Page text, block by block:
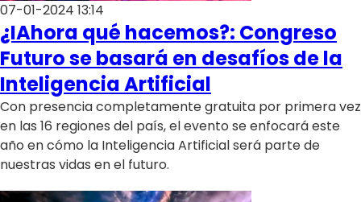
07-01-2024 13:14
¿IAhora qué hacemos?: Congreso
Futuro se basará en desafíos de la
Inteligencia Artificial
Con presencia completamente gratuita por primera vez
en las 16 regiones del país, el evento se enfocará este
año en cómo la Inteligencia Artificial será parte de
nuestras vidas en el futuro.